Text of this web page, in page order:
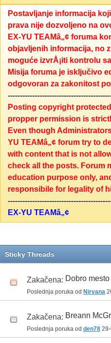
Postavljanje informacija
prava nije dozvoljeno na
EX-YU TEAMâ„¢ foruma
objavljenih informacija, no
moguće izvrÅ¡iti kontrolu
Misija foruma je isključivo
odgovoran za zakonitost
Posting copyright
propper permission is
Even though
YU TEAMâ„¢ forum try to
with content that is not
check all the posts. Forum
education purpose only,
responsibile for legality of
EX-YU TEAMâ„¢
Sticky Threads
Zakačena: Dobro
Poslednja poruka od Nirvana
Zakačena: Breann
Poslednja poruka od den78